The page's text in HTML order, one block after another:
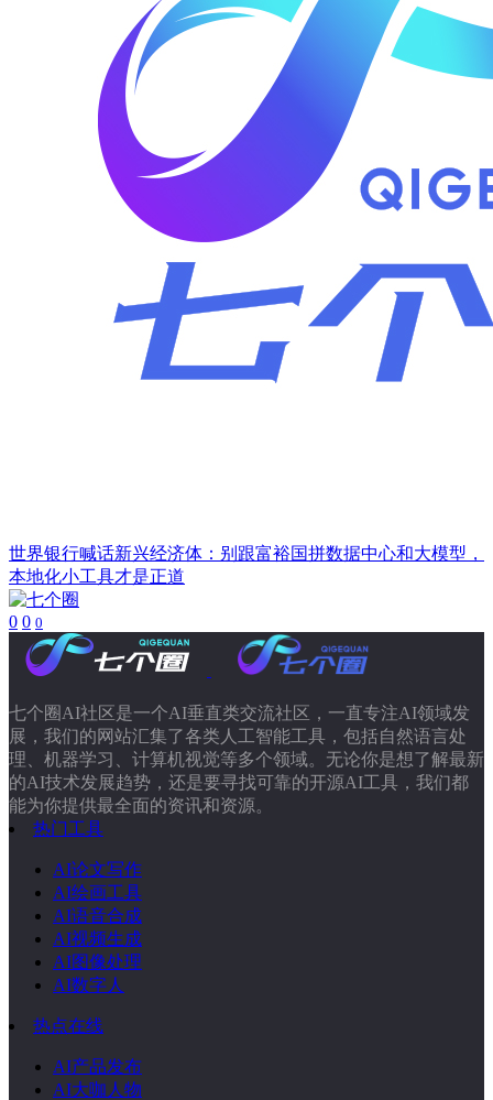
世界银行喊话新兴经济体：别跟富裕国拼数据中心和大模型，
本地化小工具才是正道
0 0 0
七个圈AI社区是一个AI垂直类交流社区，一直专注AI领域发
展，我们的网站汇集了各类人工智能工具，包括自然语言处
理、机器学习、计算机视觉等多个领域。无论你是想了解最新
的AI技术发展趋势，还是要寻找可靠的开源AI工具，我们都
能为你提供最全面的资讯和资源。
热门工具
AI论文写作
AI绘画工具
AI语音合成
AI视频生成
AI图像处理
AI数字人
热点在线
AI产品发布
AI大咖人物